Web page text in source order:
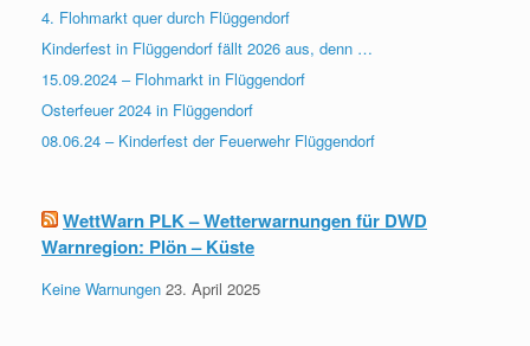
4. Flohmarkt quer durch Flüggendorf
Kinderfest in Flüggendorf fällt 2026 aus, denn …
15.09.2024 – Flohmarkt in Flüggendorf
Osterfeuer 2024 in Flüggendorf
08.06.24 – Kinderfest der Feuerwehr Flüggendorf
WettWarn PLK – Wetterwarnungen für DWD
Warnregion: Plön – Küste
Keine Warnungen 23. April 2025